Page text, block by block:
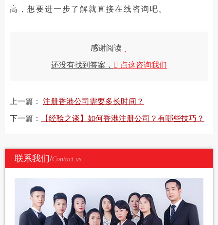
高，想要进一步了解就直接在线咨询吧。
感谢阅读
还没有找到答案， 点这咨询我们
上一篇： 注册香港公司需要多长时间？
下一篇： 【经验之谈】如何香港注册公司？有哪些技巧？
联系我们/Contact us